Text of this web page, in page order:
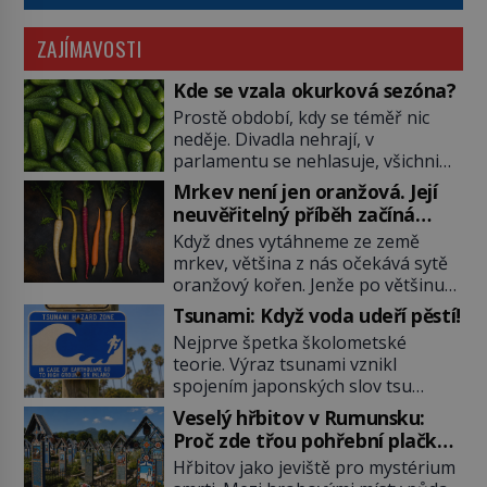
ZAJÍMAVOSTI
Kde se vzala okurková sezóna?
Prostě období, kdy se téměř nic
neděje. Divadla nehrají, v
parlamentu se nehlasuje, všichni
jsou na dovolené a média tak
nemají o čem mluvit a psát. A
vymýšlejí si proto témata, které
nikoho nezajímají. Proč je však ona
letní doba spojovaná zrovna s
okurkami? Okurkovou sezónu
známe už od poloviny 19. století,
ovšem jako Češi […]
Mrkev není jen oranžová. Její
neuvěřitelný příběh začíná
fialovou barvou
Když dnes vytáhneme ze země
mrkev, většina z nás očekává sytě
oranžový kořen. Jenže po většinu
své historie je mrkev všechno
možné, jen ne oranžová. Je fialová,
žlutá, bílá, někdy dokonce téměř
černá. Až díky stovkám let
pečlivého šlechtění se z ní stává
zelenina, bez které si českou
zahradu ani nedokážeme
představit. Její příběh je […]
Tsunami: Když voda udeří pěstí!
Nejprve špetka školometské
teorie. Výraz tsunami vznikl
spojením japonských slov tsu
(přístav) a nami (vlna). Jedná se o
dlouhou vlnu, která je na volném
moři takřka nepostřehnutelná.
Ačkoli je vlnová délka tsunami i 300
Veselý hřbitov v Rumunsku:
Proč zde třou pohřební plačky
bídu s nouzí?
Hřbitov jako jeviště pro mystérium